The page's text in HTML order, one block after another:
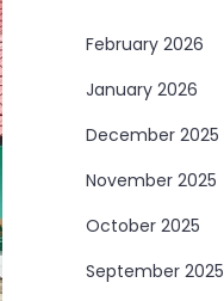
February 2026
January 2026
December 2025
November 2025
October 2025
September 2025